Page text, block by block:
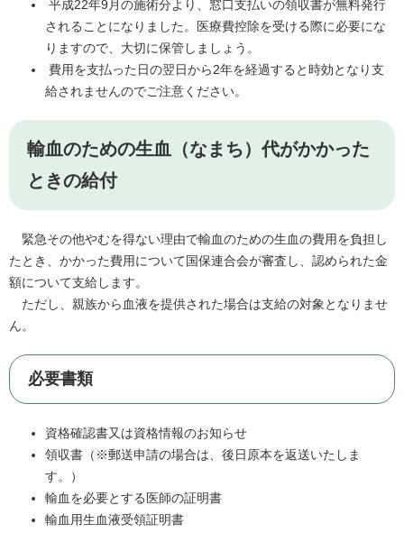
平成22年9月の施術分より、窓口支払いの領収書が無料発行
されることになりました。医療費控除を受ける際に必要にな
りますので、大切に保管しましょう。
費用を支払った日の翌日から2年を経過すると時効となり支
給されませんのでご注意ください。
輸血のための生血（なまち）代がかかった
ときの給付
緊急その他やむを得ない理由で輸血のための生血の費用を負担し
たとき、かかった費用について国保連合会が審査し、認められた金
額について支給します。
ただし、親族から血液を提供された場合は支給の対象となりませ
ん。
必要書類
資格確認書又は資格情報のお知らせ
領収書（※郵送申請の場合は、後日原本を返送いたしま
す。）
輸血を必要とする医師の証明書
輸血用生血液受領証明書